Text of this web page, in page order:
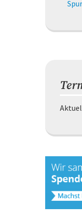
Spur